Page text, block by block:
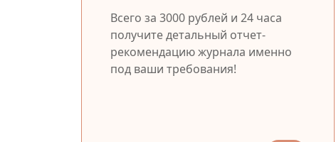
Всего за 3000 рублей и 24 часа
получите детальный отчет-
рекомендацию журнала именно
под ваши требования!